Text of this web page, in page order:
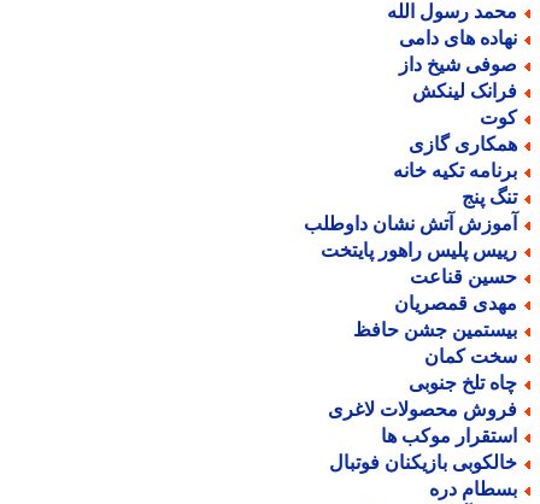
رسول الله
های دامی
شیخ داز
لینکش
گازی
تکیه خانه
پنج
آتش نشان داوطلب
پلیس راهور پایتخت
قناعت
قمصریان
جشن حافظ
کمان
تلخ جنوبی
محصولات لاغری
موکب ها
بازیکنان فوتبال
دره